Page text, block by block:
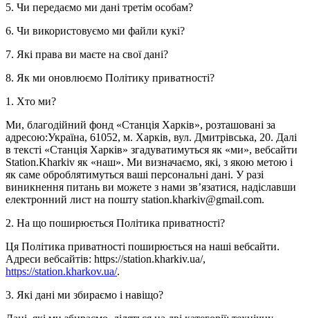
5. Чи передаємо ми дані третім особам?
6. Чи використовуємо ми файли кукі?
7. Які права ви маєте на свої дані?
8. Як ми оновлюємо Політику приватності?
1. Хто ми?
Ми, благодійний фонд «Станція Харків», розташовані за
адресою:Україна, 61052, м. Харків, вул. Дмитрівська, 20. Далі
в тексті «Станція Харків» згадуватимуться як «ми», вебсайти
Station.Kharkiv як «наш». Ми визначаємо, які, з якою метою і
як саме оброблятимуться ваші персональні дані. У разі
виникнення питань ви можете з нами зв’язатися, надіславши
електронний лист на пошту station.kharkiv@gmail.com.
2. На що поширюється Політика приватності?
Ця Політика приватності поширюється на наші вебсайти.
Адреси вебсайтів: https://station.kharkiv.ua/,
https://station.kharkov.ua/.
3. Які дані ми збираємо і навіщо?